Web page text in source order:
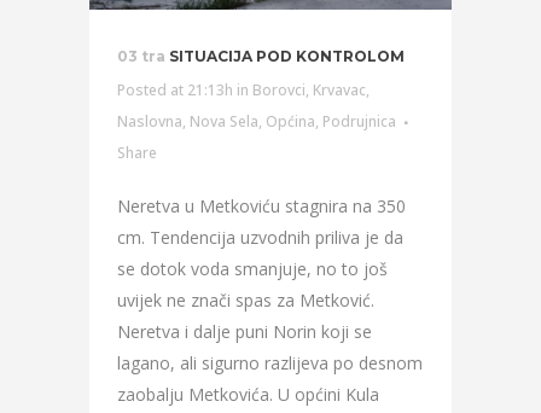
03 tra SITUACIJA POD KONTROLOM
Posted at 21:13h in Borovci, Krvavac,
Naslovna, Nova Sela, Općina, Podrujnica
Share
Neretva u Metkoviću stagnira na 350
cm. Tendencija uzvodnih priliva je da
se dotok voda smanjuje, no to još
uvijek ne znači spas za Metković.
Neretva i dalje puni Norin koji se
lagano, ali sigurno razlijeva po desnom
zaobalju Metkovića. U općini Kula